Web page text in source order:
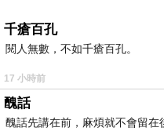
千瘡百孔
閱人無數，不如千瘡百孔。
17 小時前
醜話
醜話先講在前，麻煩就不會留在